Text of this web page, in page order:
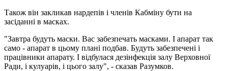
Також він закликав нардепів і членів Кабміну бути на
засіданні в масках.
"Завтра будуть маски. Вас забезпечать масками. І апарат так
само - апарат в цьому плані подбав. Будуть забезпечені і
працівники апарату. І відбулася дезінфекція залу Верховної
Ради, і кулуарів, і цього залу", - сказав Разумков.